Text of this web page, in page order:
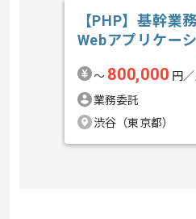
【PHP】基幹業
Webアプリケー
〜 800,000 円／
業務委託
渋谷（東京都）